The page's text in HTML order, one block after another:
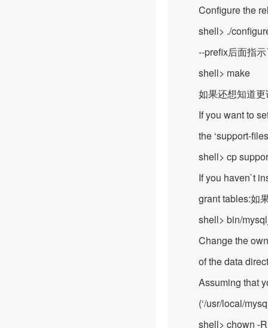
Configure the
shell> ./configure
--prefix后面指示
shell> make
如果还想知道更
If you want to set
the ‘support-
shell> cp
If you haven`t
grant tables:如果
shell> bin/
Change the
of the data
Assuming that
(‘/usr/local/
shell> chown -R